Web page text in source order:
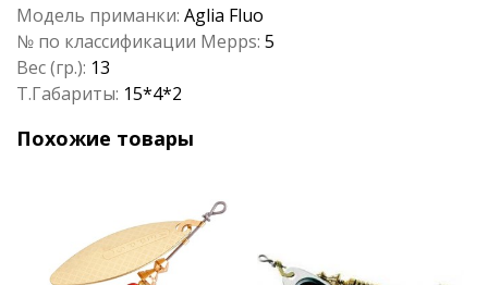
Модель приманки: Aglia Fluo
№ по классификации Mepps: 5
Вес (гр.): 13
Т.Габариты: 15*4*2
Похожие товары